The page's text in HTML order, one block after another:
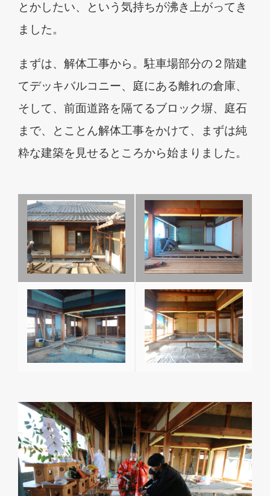
とかしたい、という気持ちが沸き上がってき
ました。
まずは、解体工事から。駐車場部分の２階建
てデッキバルコニー、庭にある離れの倉庫、
そして、前面道路を隔てるブロック塀、庭石
まで、とことん解体工事をかけて、まずは純
粋な建築を見せるところから始まりました。